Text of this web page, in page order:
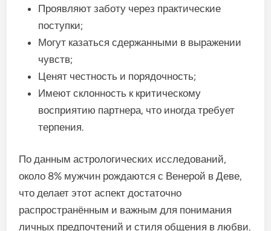
Проявляют заботу через практические
поступки;
Могут казаться сдержанными в выражении
чувств;
Ценят честность и порядочность;
Имеют склонность к критическому
восприятию партнера, что иногда требует
терпения.
По данным астрологических исследований,
около 8% мужчин рождаются с Венерой в Деве,
что делает этот аспект достаточно
распространённым и важным для понимания
личных предпочтений и стиля общения в любви.